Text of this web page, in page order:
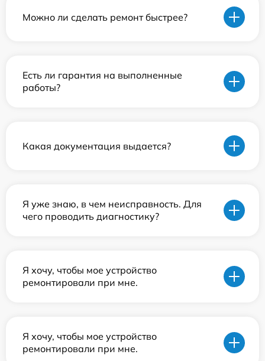
Можно ли сделать ремонт быстрее?
Есть ли гарантия на выполненные
работы?
Какая документация выдается?
Я уже знаю, в чем неисправность. Для
чего проводить диагностику?
Я хочу, чтобы мое устройство
ремонтировали при мне.
Я хочу, чтобы мое устройство
ремонтировали при мне.